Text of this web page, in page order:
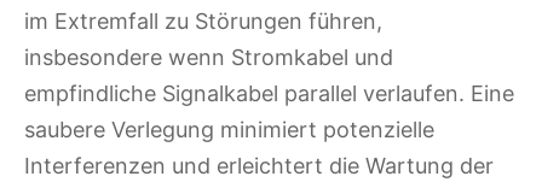
im Extremfall zu Störungen führen,
insbesondere wenn Stromkabel und
empfindliche Signalkabel parallel verlaufen. Eine
saubere Verlegung minimiert potenzielle
Interferenzen und erleichtert die Wartung der